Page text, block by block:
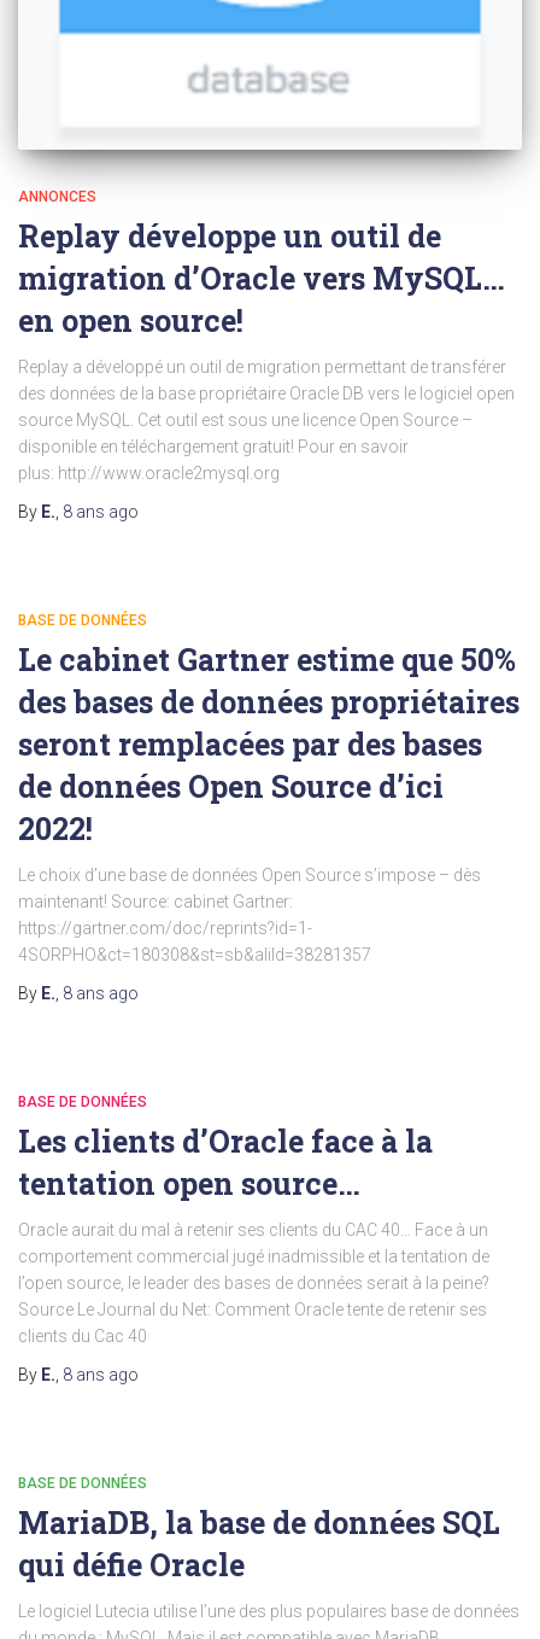
ANNONCES
Replay développe un outil de
migration d’Oracle vers MySQL…
en open source!
Replay a développé un outil de migration permettant de transférer
des données de la base propriétaire Oracle DB vers le logiciel open
source MySQL. Cet outil est sous une licence Open Source –
disponible en téléchargement gratuit! Pour en savoir
plus: http://www.oracle2mysql.org
By E., 8 ans ago
BASE DE DONNÉES
Le cabinet Gartner estime que 50%
des bases de données propriétaires
seront remplacées par des bases
de données Open Source d’ici
2022!
Le choix d’une base de données Open Source s’impose – dès
maintenant! Source: cabinet Gartner:
https://gartner.com/doc/reprints?id=1-
4SORPHO&ct=180308&st=sb&aliId=38281357
By E., 8 ans ago
BASE DE DONNÉES
Les clients d’Oracle face à la
tentation open source…
Oracle aurait du mal à retenir ses clients du CAC 40… Face à un
comportement commercial jugé inadmissible et la tentation de
l’open source, le leader des bases de données serait à la peine?
Source Le Journal du Net: Comment Oracle tente de retenir ses
clients du Cac 40
By E., 8 ans ago
BASE DE DONNÉES
MariaDB, la base de données SQL
qui défie Oracle
Le logiciel Lutecia utilise l’une des plus populaires base de données